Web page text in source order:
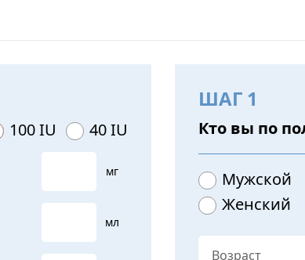
100 IU 40 IU
мг
мл
ШАГ 1
Кто вы по
Мужской
Женский